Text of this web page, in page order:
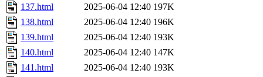
137.html
2025-06-04 12:40 197K
138.html
2025-06-04 12:40 196K
139.html
2025-06-04 12:40 193K
140.html
2025-06-04 12:40 147K
141.html
2025-06-04 12:40 193K